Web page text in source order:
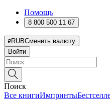
Помощь
8 800 500 11 67
RUBСменить валюту
Войти
Поиск
Все книгиИмпринты